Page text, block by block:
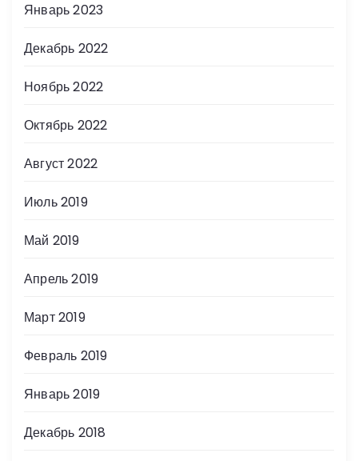
Январь 2023
Декабрь 2022
Ноябрь 2022
Октябрь 2022
Август 2022
Июль 2019
Май 2019
Апрель 2019
Март 2019
Февраль 2019
Январь 2019
Декабрь 2018